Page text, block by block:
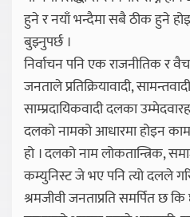
हुने र नयाँ भन्दैमा सबै ठीक हुने
बुझ्नुपर्छ ।
निर्वाचन पनि एक राजनीतिक र
जनताले प्रतिक्रियावादी,
साम्प्रदायिकवादी दलका
दलको नामको आधारमा होइन
हो । दलको नाम लोकतान्त्रिक,
कम्युनिस्ट जे भए पनि त्यो दलले
श्रमजीवी जनताप्रति समर्पित छ